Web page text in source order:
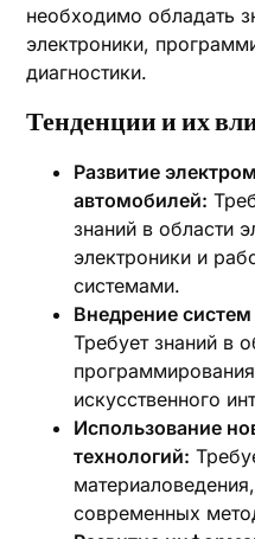
необходимо обладать
электроники,
диагностики.
Тенденции и их
Развитие
автомобилей:
знаний в области
электроники и
системами.
Внедрение
Требует знаний в
искусственного
Использование
технологий:
современных